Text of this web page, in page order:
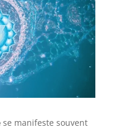
se manifeste souvent